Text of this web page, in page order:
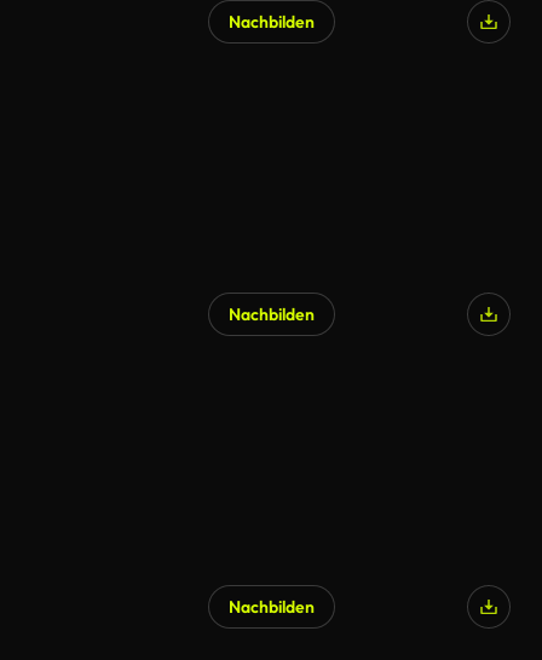
Nachbilden
Nachbilden
Nachbilden